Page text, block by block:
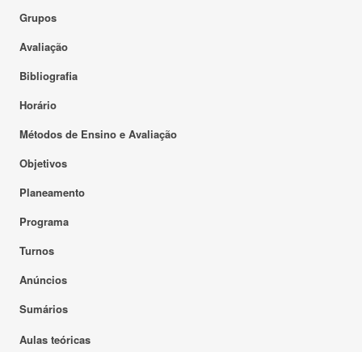
Grupos
Avaliação
Bibliografia
Horário
Métodos de Ensino e Avaliação
Objetivos
Planeamento
Programa
Turnos
Anúncios
Sumários
Aulas teóricas